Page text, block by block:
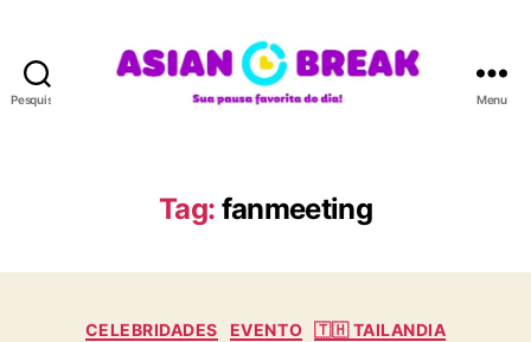
Pesquisar
A
N
R
A
Menu
Tag: fanmeeting
C
CELEBRIDADES EVENTO 🇹🇭 TAILANDIA